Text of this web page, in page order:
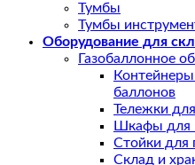
Тумбы
Тумбы
Оборудование для
Газобаллонное
баллонов
Тележки
Шкафы для
Стойки для
Склад и